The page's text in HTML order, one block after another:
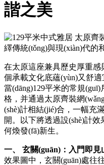
諧之美
在太原這座兼具歷史厚重感
個承載文化底蘊(yùn)又舒
當(dāng)129平米的常規
格，并通過太原齊裝網
(shè)計相結(jié)合，一幅充
開。以下將透過設(shè)計
何煥發(fā)新生。
一、 玄關(guān)：入門即見
效果圖中，玄關(guān)處往